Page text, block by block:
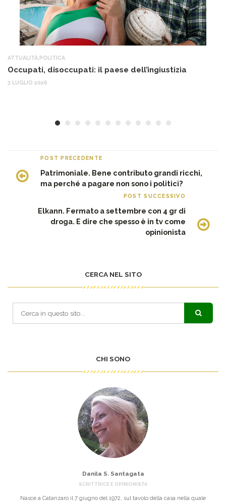
ATTUALITÀ POLITICA
Occupati, disoccupati: il paese dell’ingiustizia
3 LUGLIO 2026
POST PRECEDENTE
Patrimoniale. Bene contributo grandi ricchi,
ma perché a pagare non sono i politici?
POST SUCCESSIVO
Elkann. Fermato a settembre con 4 gr di
droga. E dire che spesso è in tv come
opinionista
CERCA NEL SITO
CHI SONO
Danila S. Santagata
SCRITTRICE E OPINIONISTA
Nasce a Catanzaro il 7 giugno del 1972, sul tavolo della casa nella quale